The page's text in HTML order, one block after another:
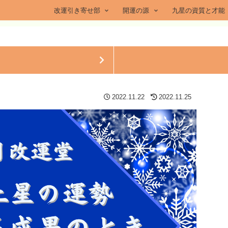
改運引き寄せ部 開運の源 九星の資質と才能
2022.11.22 2022.11.25